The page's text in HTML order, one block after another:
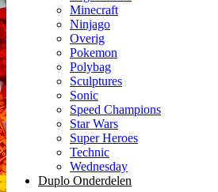
Minecraft
Ninjago
Overig
Pokemon
Polybag
Sculptures
Sonic
Speed Champions
Star Wars
Super Heroes
Technic
Wednesday
Duplo Onderdelen